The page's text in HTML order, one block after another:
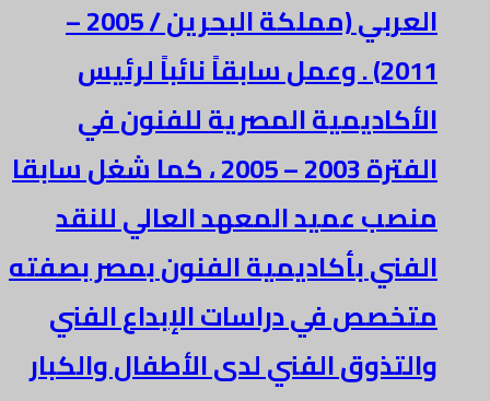
العربي (مملكة البحرين / 2005 –
2011) . وعمل سابقاً نائباً لرئيس
الأكاديمية المصرية للفنون في
الفترة 2003 – 2005 ، كما شغل سابقا
منصب عميد المعهد العالي للنقد
الفني بأكاديمية الفنون بمصر بصفته
متخصص في دراسات الإبداع الفني
والتذوق الفني لدى الأطفال والكبار